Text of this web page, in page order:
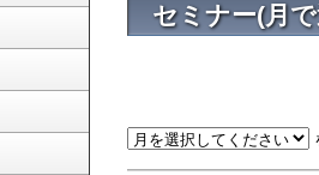
セミナー(月